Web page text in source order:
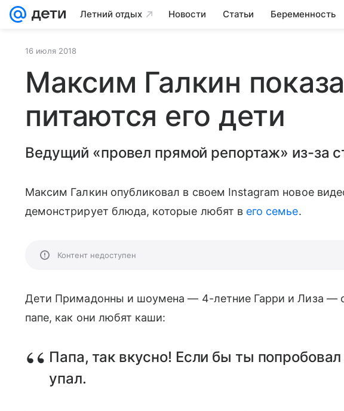
Летний отдых Новости Статьи Беременность
16 июля 2018
Максим Галкин
питаются его дети
Ведущий «провел прямой репортаж» из-за
Максим Галкин опубликовал в своем Instagram новое
демонстрирует блюда, которые любят в его семье.
Контент недоступен
Дети Примадонны и шоумена — 4-летние Гарри и Лиза —
папе, как они любят каши:
Папа, так вкусно! Если бы ты
упал.